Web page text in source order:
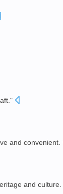
."
and convenient
and culture